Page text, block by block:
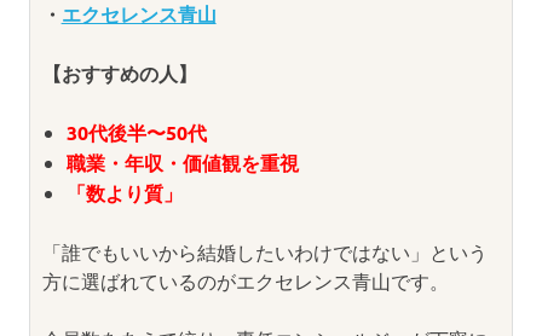
・ エクセレンス青山
【おすすめの人】
30代後半〜50代
職業・年収・価値観を重視
「数より質」
「誰でもいいから結婚したいわけではない」という
方に選ばれているのがエクセレンス青山です。